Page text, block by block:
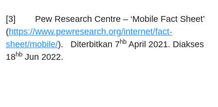
[3] Pew Research Centre – ‘Mobile Fact Sheet’
(https://www.pewresearch.org/internet/fact-
sheet/mobile/). Diterbitkan 7hb April 2021. Diakses
18hb Jun 2022.